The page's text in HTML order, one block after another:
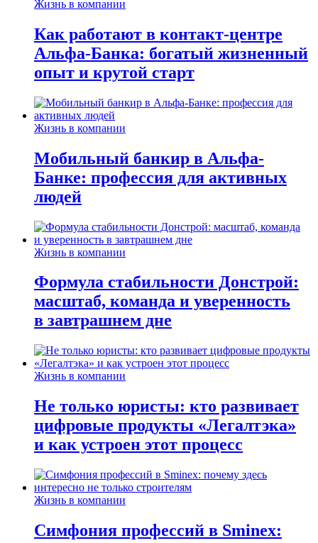
Жизнь в компании
Как работают в контакт-центре
Альфа-Банка: богатый жизненный
опыт и крутой старт
Жизнь в компании
Мобильный банкир в Альфа-
Банке: профессия для активных
людей
Жизнь в компании
Формула стабильности Донстрой:
масштаб, команда и уверенность
в завтрашнем дне
Жизнь в компании
Не только юристы: кто развивает
цифровые продукты «Легалтэка»
и как устроен этот процесс
Жизнь в компании
Симфония профессий в Sminex: